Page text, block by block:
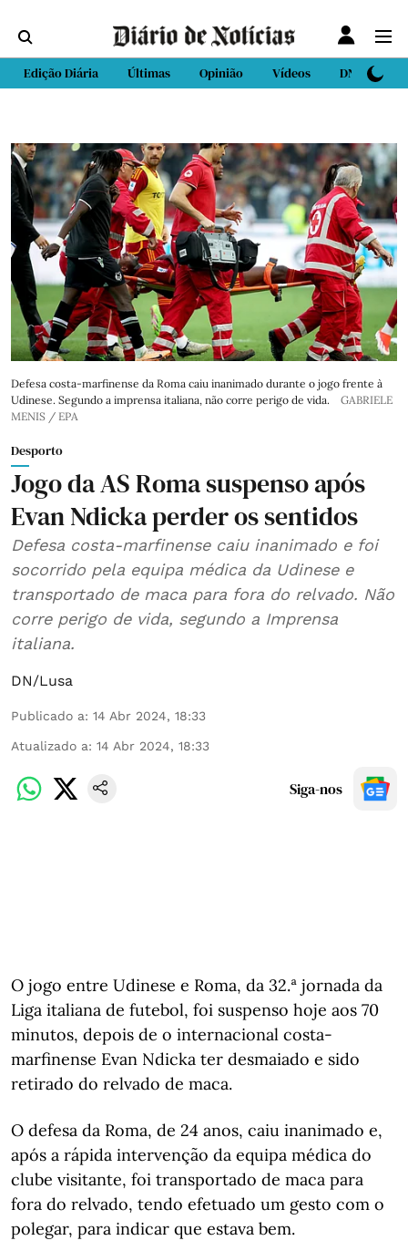
Edição Diária Últimas Opinião Vídeos DN Sport
Defesa costa-marfinense da Roma caiu inanimado durante o jogo frente à
Udinese. Segundo a imprensa italiana, não corre perigo de vida.
GABRIELE
MENIS / EPA
Desporto
Jogo da AS Roma suspenso após
Evan Ndicka perder os sentidos
Defesa costa-marfinense caiu inanimado e foi
socorrido pela equipa médica da Udinese e
transportado de maca para fora do relvado. Não
corre perigo de vida, segundo a Imprensa
italiana.
DN/Lusa
Publicado a: 14 Abr 2024, 18:33
Atualizado a: 14 Abr 2024, 18:33
Siga-nos
O jogo entre Udinese e Roma, da 32.ª jornada da
Liga italiana de futebol, foi suspenso hoje aos 70
minutos, depois de o internacional costa-
marfinense Evan Ndicka ter desmaiado e sido
retirado do relvado de maca.
O defesa da Roma, de 24 anos, caiu inanimado e,
após a rápida intervenção da equipa médica do
clube visitante, foi transportado de maca para
fora do relvado, tendo efetuado um gesto com o
polegar, para indicar que estava bem.